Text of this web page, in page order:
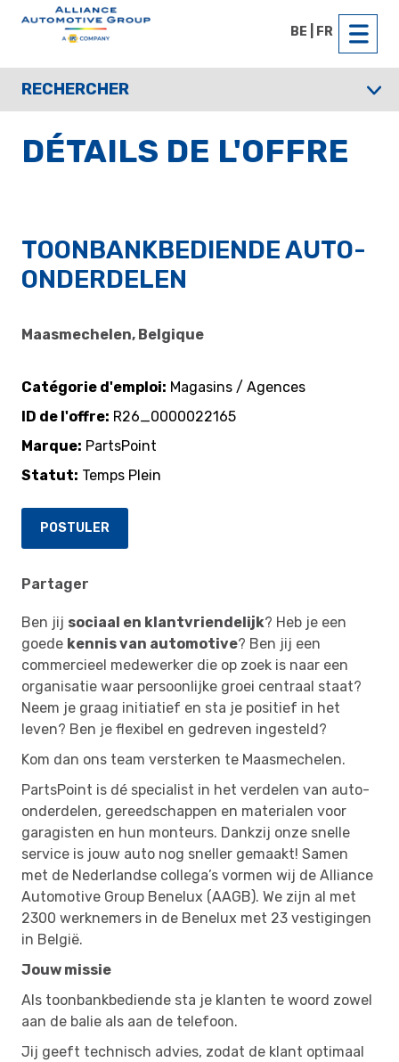
BE | FR
RECHERCHER
DÉTAILS DE L'OFFRE
TOONBANKBEDIENDE AUTO-
ONDERDELEN
Maasmechelen, Belgique
Catégorie d'emploi
Magasins / Agences
ID de l'offre R26_0000022165
Marque PartsPoint
Statut Temps Plein
POSTULER
Partager
Ben jij sociaal en klantvriendelijk? Heb je een
goede kennis van automotive? Ben jij een
commercieel medewerker die op zoek is naar een
organisatie waar persoonlijke groei centraal staat?
Neem je graag initiatief en sta je positief in het
leven? Ben je flexibel en gedreven ingesteld?
Kom dan ons team versterken te Maasmechelen.
PartsPoint is dé specialist in het verdelen van auto-
onderdelen, gereedschappen en materialen voor
garagisten en hun monteurs. Dankzij onze snelle
service is jouw auto nog sneller gemaakt! Samen
met de Nederlandse collega’s vormen wij de Alliance
Automotive Group Benelux (AAGB). We zijn al met
2300 werknemers in de Benelux met 23 vestigingen
in België.
Jouw missie
Als toonbankbediende sta je klanten te woord zowel
aan de balie als aan de telefoon.
Jij geeft technisch advies, zodat de klant optimaal